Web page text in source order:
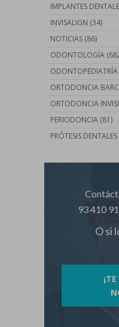
IMPLANTES
INVISALIGN (34)
NOTICIAS (86)
ODONTOLOGÍA
ODONTOPEDIATRÍA
ORTODONCIA
ORTODONCIA
PERIODONCIA (81)
PRÓTESIS DENTALES
93 410
O si